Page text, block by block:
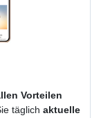
Vorteilen
täglich aktuelle